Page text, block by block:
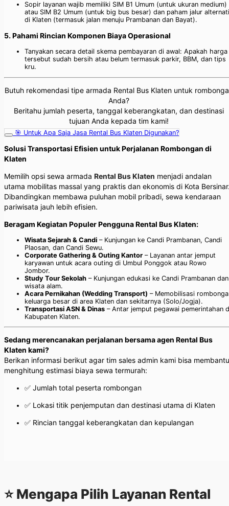
Sopir layanan wajib memiliki SIM B1 Umum (untuk ukuran medium)
atau SIM B2 Umum (untuk big bus besar) dan paham jalur
di Klaten (termasuk jalan menuju Prambanan dan Bayat).
5. Pahami Rincian Komponen Biaya Operasional
Tanyakan secara detail skema pembayaran di awal: Apakah harga
tersebut sudah bersih atau belum termasuk parkir, BBM, dan tips
kru.
Butuh rekomendasi tipe armada Rental Bus Klaten untuk
Anda?
Beritahu jumlah peserta, tanggal keberangkatan, dan destinasi
tujuan Anda kepada tim kami!
🎯 Untuk Apa Saja Jasa Rental Bus Klaten Digunakan?
Solusi Transportasi Efisien untuk Perjalanan Rombongan di
Klaten
Memilih opsi sewa armada Rental Bus Klaten menjadi andalan
utama mobilitas massal yang praktis dan ekonomis di Kota
Dibandingkan membawa puluhan mobil pribadi, sewa kendaraan
pariwisata jauh lebih efisien.
Beragam Kegiatan Populer Pengguna Rental Bus Klaten:
Wisata Sejarah & Candi – Kunjungan ke Candi Prambanan, Candi
Plaosan, dan Candi Sewu.
Corporate Gathering & Outing Kantor – Layanan antar jemput
karyawan untuk acara outing di Umbul Ponggok atau Rowo
Jombor.
Study Tour Sekolah – Kunjungan edukasi ke Candi Prambanan dan
wisata alam.
Acara Pernikahan (Wedding Transport) – Memobilisasi
keluarga besar di area Klaten dan sekitarnya (Solo/Jogja).
Transportasi ASN & Dinas – Antar jemput pegawai pemerintahan
Kabupaten Klaten.
Sedang merencanakan perjalanan bersama agen Rental Bus
Klaten kami?
Berikan informasi berikut agar tim sales admin kami bisa membantu
menghitung estimasi biaya sewa termurah:
✅ Jumlah total peserta rombongan
✅ Lokasi titik penjemputan dan destinasi utama di Klaten
✅ Rincian tanggal keberangkatan dan kepulangan
⭐ Mengapa Pilih Layanan Rental